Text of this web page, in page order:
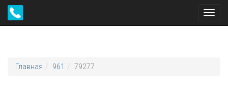
Главная 961 79277